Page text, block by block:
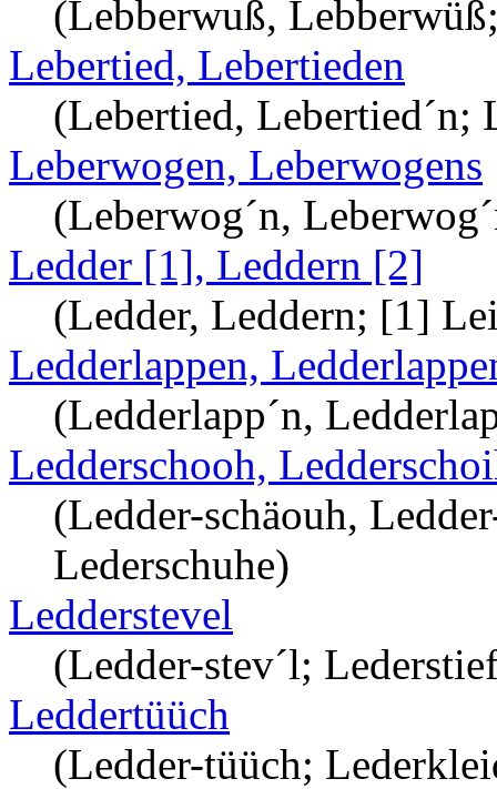
(Lebberwuß,
Lebertied, Lebertieden
(Lebertied, Lebertied´n;
Leberwogen, Leberwogens
(Leberwog´n,
Ledder [1], Leddern [2]
(Ledder, Leddern; [1]
Ledderlappen,
(Ledderlapp´n,
Ledderschooh,
(Ledder-schäouh,
Lederschuhe)
Ledderstevel
(Ledder-stev´l;
Leddertüüch
(Ledder-tüüch;